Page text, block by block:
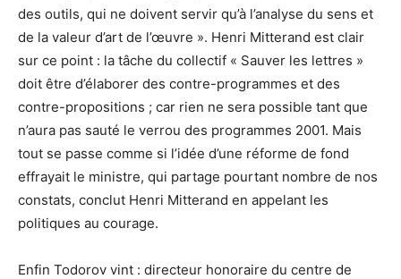
des outils, qui ne doivent servir qu’à l’analyse du sens et
de la valeur d’art de l’œuvre ». Henri Mitterand est clair
sur ce point : la tâche du collectif « Sauver les lettres »
doit être d’élaborer des contre-programmes et des
contre-propositions ; car rien ne sera possible tant que
n’aura pas sauté le verrou des programmes 2001. Mais
tout se passe comme si l’idée d’une réforme de fond
effrayait le ministre, qui partage pourtant nombre de nos
constats, conclut Henri Mitterand en appelant les
politiques au courage.
Enfin Todorov vint : directeur honoraire du centre de